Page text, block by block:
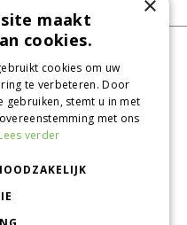
maakt
cookies.
cookies om uw
te verbeteren. Door
gebruiken, stemt u in met
met ons
verder